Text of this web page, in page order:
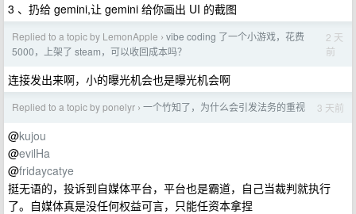
3 、扔给 gemini,让 gemini 给你画出 UI 的截图
Replied to a topic by LemonApple › vibe coding 了一个小游戏，花费
5000，上架了 steam，可以收回成本吗？
2 天
前
连接发出来啊，小的曝光机会也是曝光机会啊
Replied to a topic by ponelyr › 一个竹知了，为什么会引发法务的重视 3 天前
@kujou
@evilHa
@fridaycatye
挺无语的，投诉到自媒体平台，平台也是霸道，自己当裁判就执行
了。自媒体真是没任何权益可言，只能任资本拿捏